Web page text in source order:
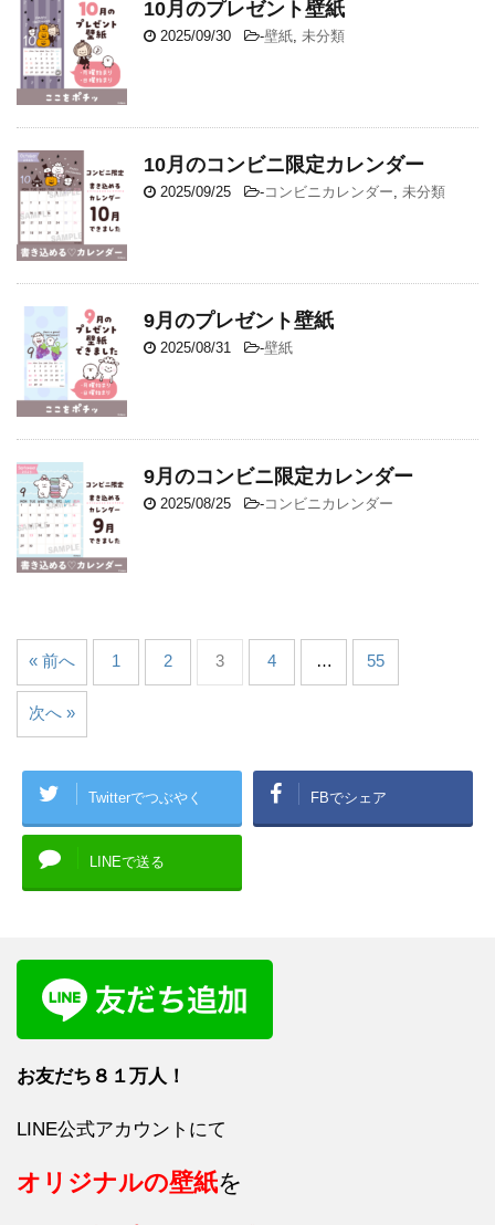
10月のプレゼント壁紙
2025/09/30 -壁紙, 未分類
10月のコンビニ限定カレンダー
2025/09/25 -コンビニカレンダー, 未分類
9月のプレゼント壁紙
2025/08/31 -壁紙
9月のコンビニ限定カレンダー
2025/08/25 -コンビニカレンダー
« 前へ 1 2 3 4 … 55
次へ »
Twitterでつぶやく FBでシェア
LINEで送る
お友だち８１万人！
LINE公式アカウントにて
オリジナルの壁紙を